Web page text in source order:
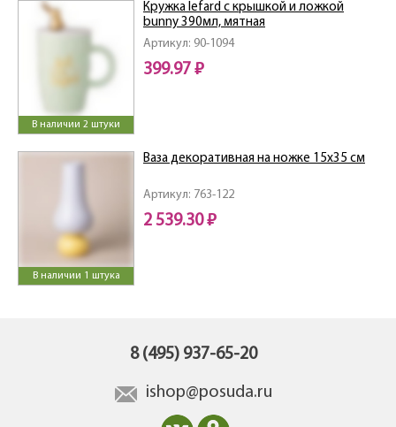
В наличии 2 штуки
Артикул: 90-1094
Кружка lefard с крышкой и ложкой
bunny 390мл, мятная
399.97 ₽
В наличии 1 штука
Артикул: 763-122
Ваза декоративная на ножке 15х35 см
2 539.30 ₽
8 (495) 937-65-20
ishop@posuda.ru